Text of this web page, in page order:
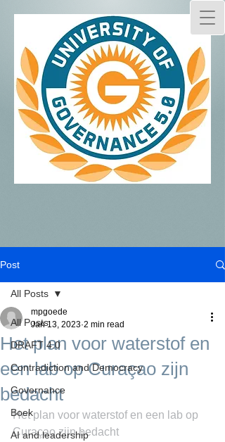
Post
All Posts
DRAFT 4.0
Contradiction and Democracy
Governance
Boek
AI and leadership
All Posts
Het plan voor waterstof en
een lab op Curaçao zijn
bedacht
mpgoede
Jan 13, 2023 2 min read
Het plan voor waterstof en een lab op
Curaçao zijn bedacht